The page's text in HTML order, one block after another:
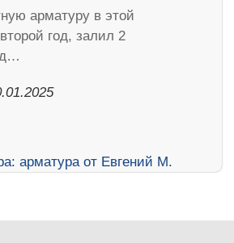
арматуру в этой
год, залил 2